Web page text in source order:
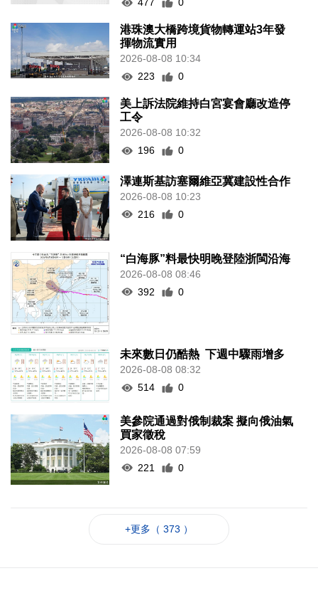
港珠澳大橋跨境貨物轉運站3年發
揮物流實用
2026-08-08 10:34
223
0
美上訴法院維持白宮宴會廳改造停
工令
2026-08-08 10:32
196
0
澤連斯基訪塞爾維亞冀建設性合作
2026-08-08 10:23
216
0
“白海豚”料最快明晚登陸浙閩沿海
2026-08-08 08:46
392
0
未來數日仍酷熱 下週中驟雨增多
2026-08-08 08:32
514
0
美參院通過對俄制裁案 擬向俄油氣
買家徵稅
2026-08-08 07:59
221
0
+更多（ 373 ）